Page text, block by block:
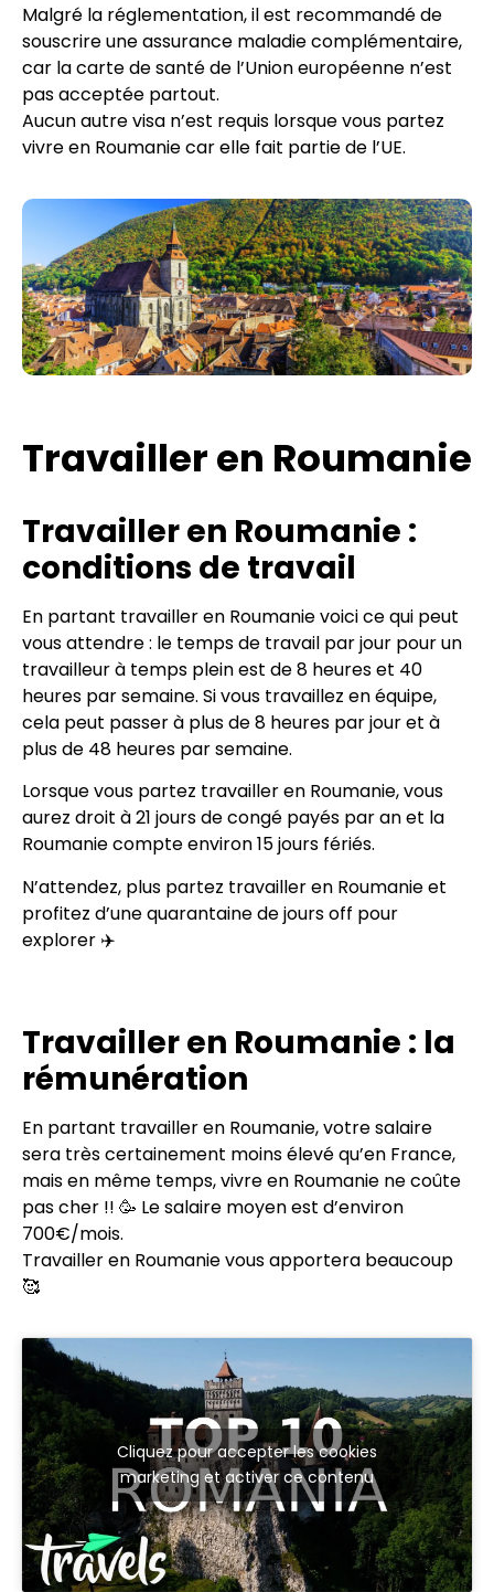
Malgré la réglementation, il est recommandé de
souscrire une assurance maladie complémentaire,
car la carte de santé de l’Union européenne n’est
pas acceptée partout.
Aucun autre visa n’est requis lorsque vous partez
vivre en Roumanie car elle fait partie de l’UE.
Travailler en Roumanie
Travailler en Roumanie :
conditions de travail
En partant travailler en Roumanie voici ce qui peut
vous attendre : le temps de travail par jour pour un
travailleur à temps plein est de 8 heures et 40
heures par semaine. Si vous travaillez en équipe,
cela peut passer à plus de 8 heures par jour et à
plus de 48 heures par semaine.
Lorsque vous partez travailler en Roumanie, vous
aurez droit à 21 jours de congé payés par an et la
Roumanie compte environ 15 jours fériés.
N’attendez, plus partez travailler en Roumanie et
profitez d’une quarantaine de jours off pour
explorer ✈️
Travailler en Roumanie : la
rémunération
En partant travailler en Roumanie, votre salaire
sera très certainement moins élevé qu’en France,
mais en même temps, vivre en Roumanie ne coûte
pas cher !! 🥳 Le salaire moyen est d’environ
700€/mois.
Travailler en Roumanie vous apportera beaucoup
🥰
Cliquez pour accepter les cookies
marketing et activer ce contenu